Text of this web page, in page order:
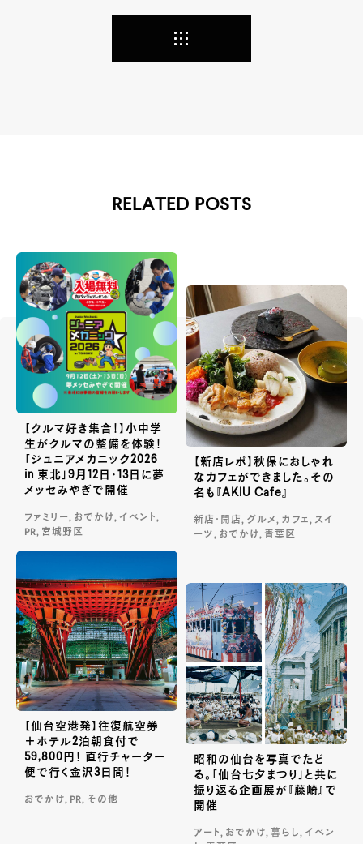
RELATED POSTS
【クルマ好き集合！】小中学
生がクルマの整備を体験！
「ジュニアメカニック2026
in 東北」9月12日・13日に夢
メッセみやぎで開催
ファミリー, おでかけ, イベント,
PR, 宮城野区
【新店レポ】秋保におしゃれ
なカフェができました。その
名も『AKIU Cafe』
新店・開店, グルメ, カフェ, スイ
ーツ, おでかけ, 青葉区
【仙台空港発】往復航空券
＋ホテル2泊朝食付で
59,800円！ 直行チャーター
便で行く金沢3日間！
おでかけ, PR, その他
昭和の仙台を写真でたど
る。「仙台七夕まつり」と共に
振り返る企画展が『藤崎』で
開催
アート, おでかけ, 暮らし, イベン